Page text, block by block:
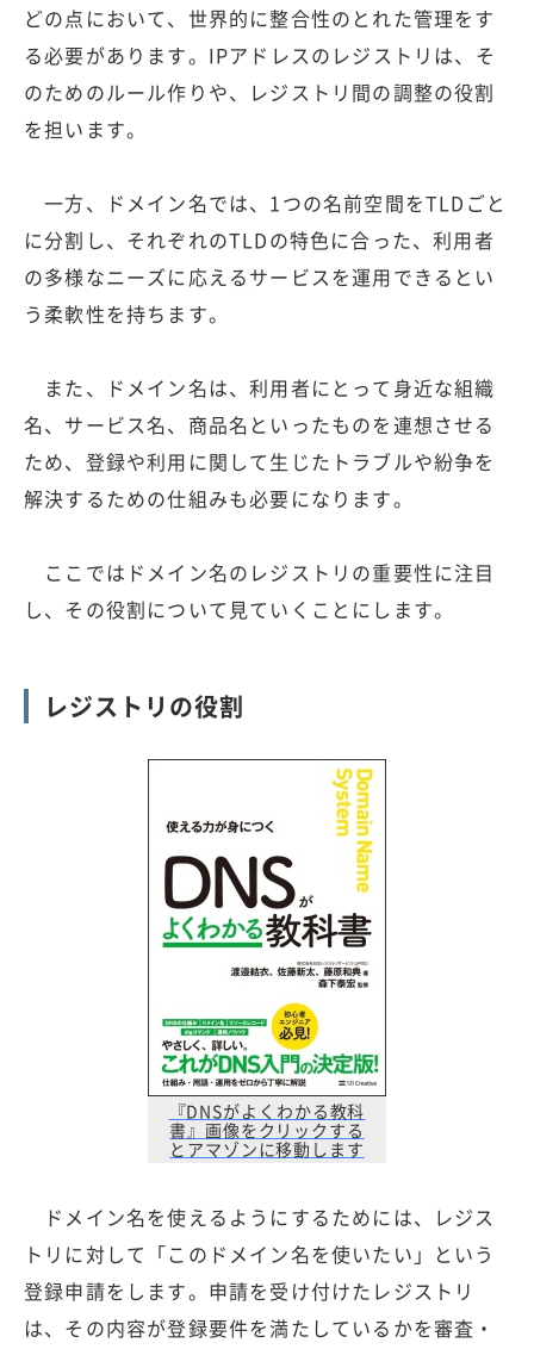
どの点において、世界的に整合性のとれた管理をす
る必要があります。IPアドレスのレジストリは、そ
のためのルール作りや、レジストリ間の調整の役割
を担います。
一方、ドメイン名では、1つの名前空間をTLDごと
に分割し、それぞれのTLDの特色に合った、利用者
の多様なニーズに応えるサービスを運用できるとい
う柔軟性を持ちます。
また、ドメイン名は、利用者にとって身近な組織
名、サービス名、商品名といったものを連想させる
ため、登録や利用に関して生じたトラブルや紛争を
解決するための仕組みも必要になります。
ここではドメイン名のレジストリの重要性に注目
し、その役割について見ていくことにします。
レジストリの役割
『DNSがよくわかる教科
書』画像をクリックする
とアマゾンに移動します
ドメイン名を使えるようにするためには、レジス
トリに対して「このドメイン名を使いたい」という
登録申請をします。申請を受け付けたレジストリ
は、その内容が登録要件を満たしているかを審査・